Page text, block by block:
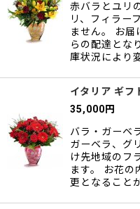
赤バラとユリ
リ、フィラー
ません。 お届
らの配達とな
庫状況により
イタリア ギフ
35,000円
バラ・ガーベ
ガーベラ、グ
け先地域のフ
ます。 お花の
更となること